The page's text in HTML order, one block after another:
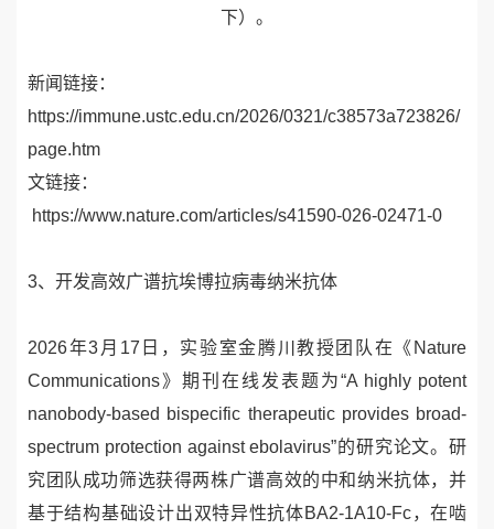
下）。
新闻链接：
https://immune.ustc.edu.cn/2026/0321/c38573a723826/
page.htm
文链接：
https://www.nature.com/articles/s41590-026-02471-0
3、 开发高效广谱抗埃博拉病毒纳米抗体
2026年3 月 17 日，实验室金腾川教授团队在《 Nature
Communications》期刊在线发表题为“A highly potent
nanobody-based bispecific therapeutic provides broad-
spectrum protection against ebolavirus”的研究论文。研
究团队成功筛选获得两株广谱高效的中和纳米抗体，并
基于结构基础设计出双特异性抗体BA2-1A10-Fc，在啮